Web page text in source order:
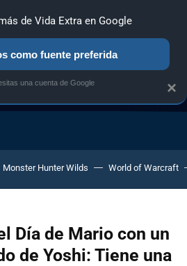
OFERTAS
Monster Hunter Wilds World of Warcraft
Día de Mario con un
de Yoshi: Tiene una
×
de Vida Extra en Google
como fuente preferida
una cuenta de Google